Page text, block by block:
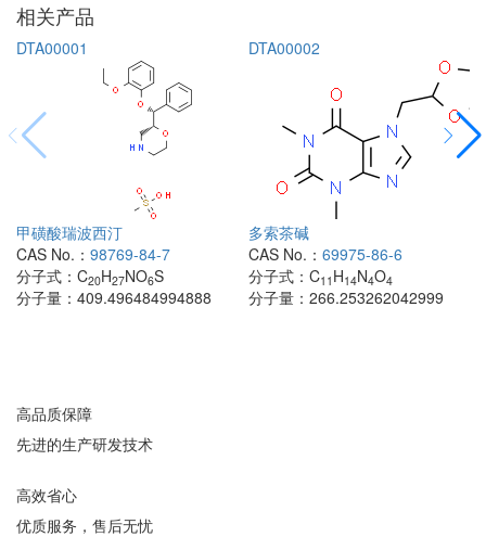
相关产品
DTA00001
甲磺酸瑞波西汀
CAS No.： 98769-84-7
分子式： C20H27NO6S
分子量： 409.496484994888
DTA00002
多索茶碱
CAS No.： 69975-86-6
分子式： C11 H14N4O4
分子量： 266.253262042999
高品质保障
先进的生产研发技术
高效省心
优质服务，售后无忧